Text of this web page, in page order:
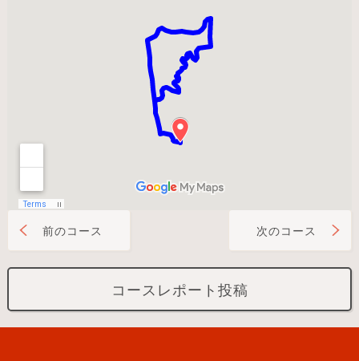
次のコース
前のコース
コースレポート投稿